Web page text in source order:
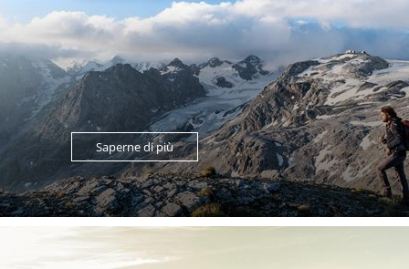
Saperne di più